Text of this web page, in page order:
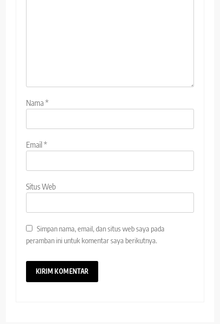
Nama*
Email *
Situs Web
Simpan nama, email, dan situs web saya pada
peramban ini untuk komentar saya berikutnya.